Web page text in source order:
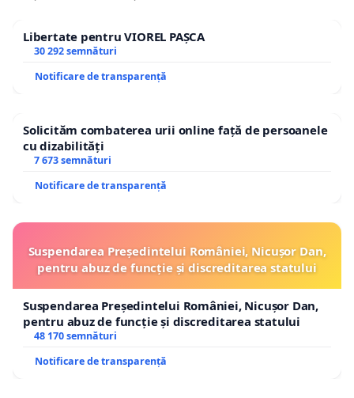
Libertate pentru VIOREL PAȘCA
30 292 semnături
Notificare de transparență
Solicităm combaterea urii online față de persoanele
cu dizabilități
7 673 semnături
Notificare de transparență
Suspendarea Președintelui României, Nicușor Dan,
pentru abuz de funcție și discreditarea statului
Suspendarea Președintelui României, Nicușor Dan,
pentru abuz de funcție și discreditarea statului
48 170 semnături
Notificare de transparență